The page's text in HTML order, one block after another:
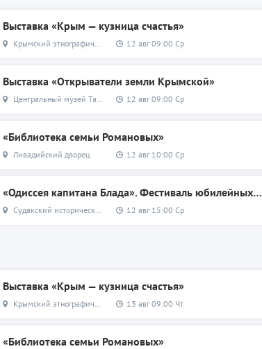
Выставка «Крым — кузница счастья»
Крымский этнографический музей 12 авг 09:00 Ср
Выставка «Открыватели земли Крымской»
Центральный музей Тавриды 12 авг 09:00 Ср
«Библиотека семьи Романовых»
Ливадийский дворец 12 авг 10:00 Ср
«Одиссея капитана Блада». Фестиваль юбилейных фильмов, снимавшихся в Судаке.
Судакский исторический музей, бывший особняк Функа 12 авг 15:00 Ср
Выставка «Крым — кузница счастья»
Крымский этнографический музей 13 авг 09:00 Чт
«Библиотека семьи Романовых»